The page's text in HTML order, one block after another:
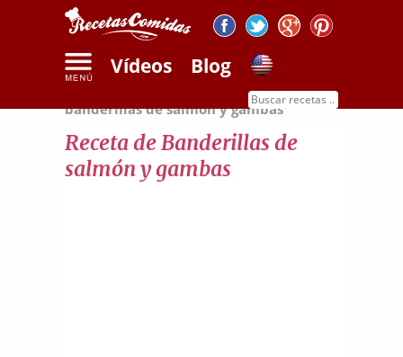
Vídeos Blog
Receta de
banderillas de salmón y gambas
Receta de Banderillas de
salmón y gambas